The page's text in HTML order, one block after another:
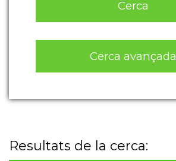
Cerca
Cerca avançada
Resultats de la cerca: